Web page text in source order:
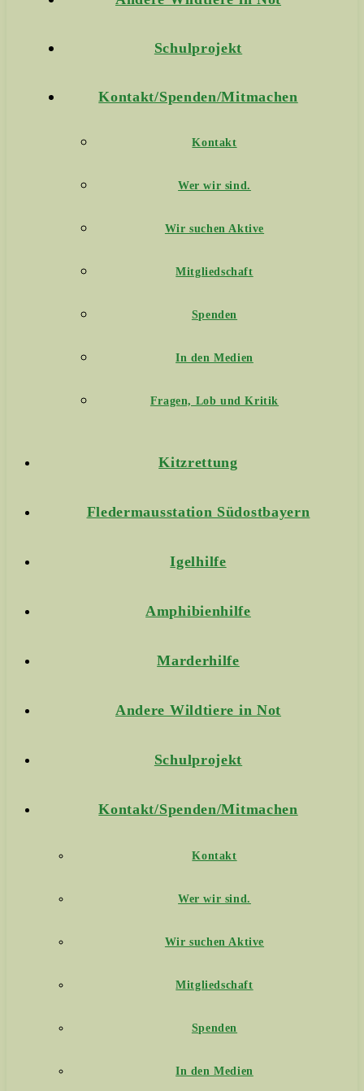
Schulprojekt
Kontakt/Spenden/Mitmachen
Kontakt
Wer wir sind.
Wir suchen Aktive
Mitgliedschaft
Spenden
In den Medien
Fragen, Lob und Kritik
Kitzrettung
Fledermausstation Südostbayern
Igelhilfe
Amphibienhilfe
Marderhilfe
Andere Wildtiere in Not
Schulprojekt
Kontakt/Spenden/Mitmachen
Kontakt
Wer wir sind.
Wir suchen Aktive
Mitgliedschaft
Spenden
In den Medien